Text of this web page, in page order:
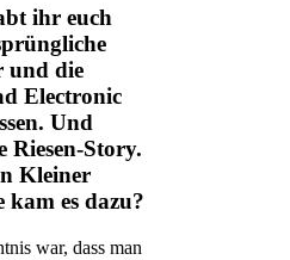
ihr euch
und die
Electronic
Und
Riesen-Story.
Kleiner
kam es dazu?
war, dass man